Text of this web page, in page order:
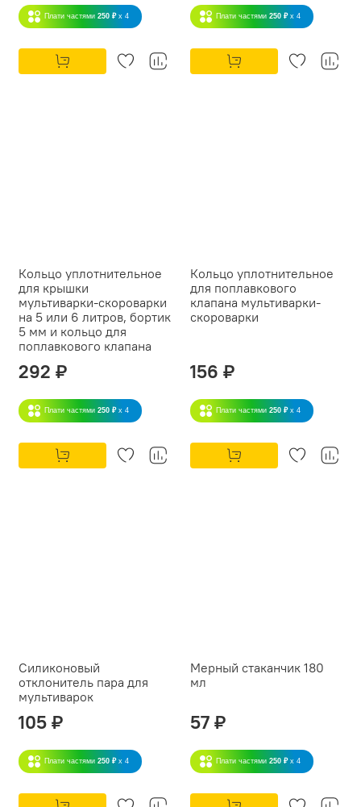
Плати частями 250 ₽ x 4 Плати частями 250 ₽ x 4
Кольцо уплотнительное
для крышки
мультиварки-скороварки
на 5 или 6 литров, бортик
5 мм и кольцо для
поплавкового клапана
292 ₽
Плати частями 250 ₽ x 4
Кольцо уплотнительное
для поплавкового
клапана мультиварки-
скороварки
156 ₽
Плати частями 250 ₽ x 4
Силиконовый
отклонитель пара для
мультиварок
105 ₽
Плати частями 250 ₽ x 4
Мерный стаканчик 180
мл
57 ₽
Плати частями 250 ₽ x 4